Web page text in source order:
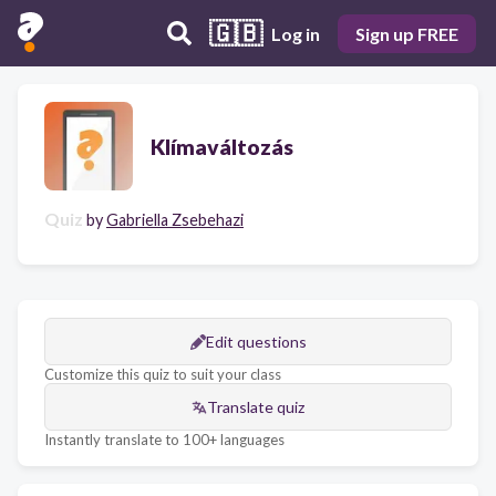
🇬🇧 Log in Sign up FREE
Klímaváltozás
Quiz byGabriella Zsebehazi
Edit questions
Customize this quiz to suit your class
Translate quiz
Instantly translate to 100+ languages